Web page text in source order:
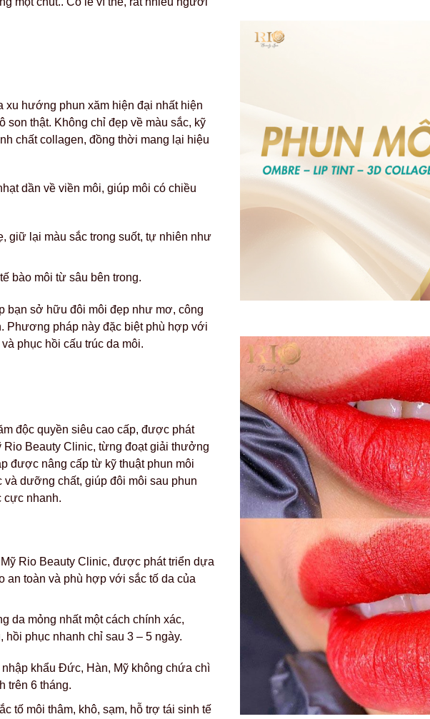
xu hướng phun xăm hiện đại nhất hiện
son thật. Không chỉ đẹp về màu sắc, kỹ
chất collagen, đồng thời mang lại hiệu
dần về viền môi, giúp môi có chiều
giữ lại màu sắc trong suốt, tự nhiên như
bào môi từ sâu bên trong.
bạn sở hữu đôi môi đẹp như mơ, công
Phương pháp này đặc biệt phù hợp với
phục hồi cấu trúc da môi.
độc quyền siêu cao cấp, được phát
Rio Beauty Clinic, từng đoạt giải thưởng
được nâng cấp từ kỹ thuật phun môi
dưỡng chất, giúp đôi môi sau phun
cực nhanh.
Rio Beauty Clinic, được phát triển dựa
an toàn và phù hợp với sắc tố da của
da mỏng nhất một cách chính xác,
phục nhanh chỉ sau 3 – 5 ngày.
khẩu Đức, Hàn, Mỹ không chứa chì
trên 6 tháng.
tố môi thâm, khô, sạm, hỗ trợ tái sinh tế